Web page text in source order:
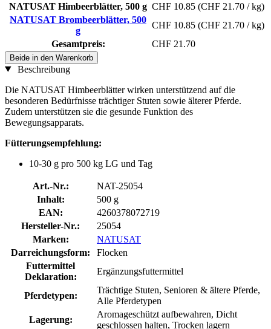
NATUSAT Himbeerblätter, 500 g CHF 10.85 (CHF 21.70 / kg)
NATUSAT Brombeerblätter, 500
g
CHF 10.85 (CHF 21.70 / kg)
Gesamtpreis:
CHF 21.70
Beide in den Warenkorb
Beschreibung
Die NATUSAT Himbeerblätter wirken unterstützend auf die
besonderen Bedürfnisse trächtiger Stuten sowie älterer Pferde.
Zudem unterstützen sie die gesunde Funktion des
Bewegungsapparats.
Fütterungsempfehlung:
10-30 g pro 500 kg LG und Tag
Art.-Nr.:
NAT-25054
Inhalt:
500 g
EAN:
4260378072719
Hersteller-Nr.:
25054
Marken:
NATUSAT
Darreichungsform:
Flocken
Futtermittel
Deklaration:
Ergänzungsfuttermittel
Pferdetypen:
Trächtige Stuten, Senioren & ältere Pferde,
Alle Pferdetypen
Lagerung:
Aromageschützt aufbewahren, Dicht
geschlossen halten, Trocken lagern